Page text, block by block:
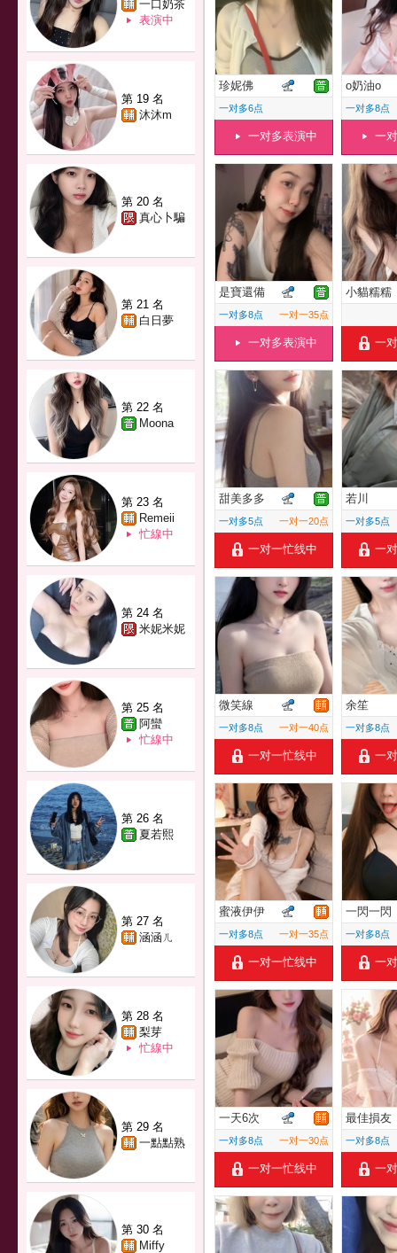
一口奶茶
表演中
第 19 名
沐沐m
第 20 名
真心卜騙
第 21 名
白日夢
第 22 名
Moona
第 23 名
Remeii
忙線中
第 24 名
米妮米妮
第 25 名
阿蠻
忙線中
第 26 名
夏若熙
第 27 名
涵涵ㄦ
第 28 名
梨芽
忙線中
第 29 名
一點點熟
第 30 名
Miffy
珍妮佛
一对多6点
一对多表演中
o奶油o
一对多8点
一
是寶還備
一对多8点 一对一35点
一对多表演中
小貓糯糯
一
甜美多多
一对多5点 一对一20点
一对一忙线中
若川
一对多5点
一
微笑線
一对多8点 一对一40点
一对一忙线中
余笙
一对多8点
一
蜜液伊伊
一对多8点 一对一35点
一对一忙线中
一閃一閃
一对多8点
一
一天6次
一对多8点 一对一30点
一对一忙线中
最佳損友
一对多8点
一